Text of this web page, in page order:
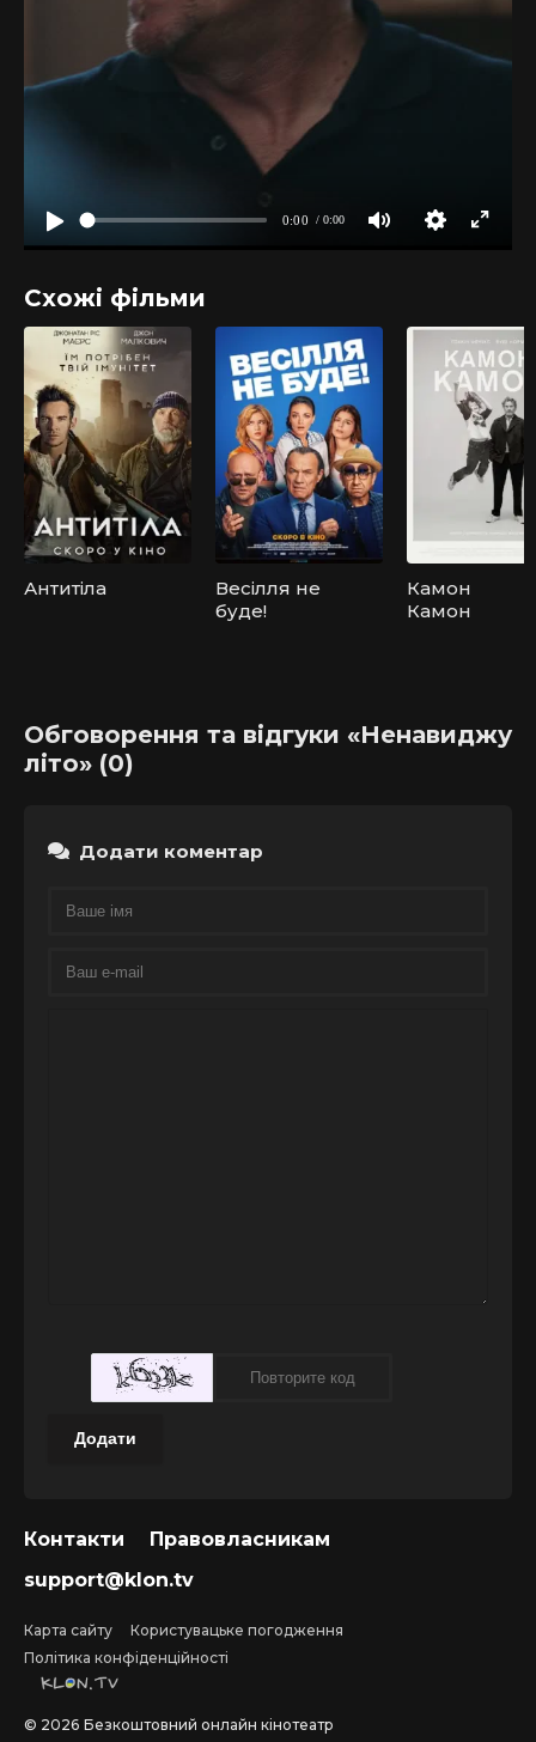
Схожі фільми
Антитіла
Весілля не
буде!
Камон
Камон
Обговорення та відгуки «Ненавиджу
літо» (0)
Додати коментар
Додати
Контакти
Правовласникам
support@klon.tv
Карта сайту
Користувацьке погодження
Політика конфіденційності
© 2026 Безкоштовний онлайн кінотеатр